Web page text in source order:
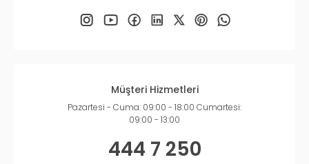
Müşteri Hizmetleri
Pazartesi - Cuma: 09:00 - 18:00 Cumartesi:
09:00 - 13:00
444 7 250